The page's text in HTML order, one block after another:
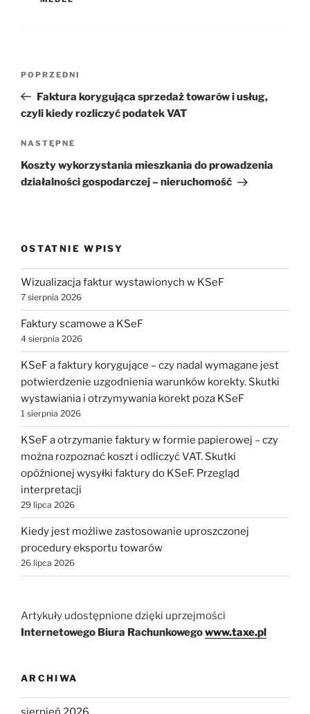
Poprzedni
wpis
POPRZEDNI
Faktura korygująca sprzedaż towarów i usług,
czyli kiedy rozliczyć podatek VAT
Następny
wpis
NASTĘPNE
Koszty wykorzystania mieszkania do prowadzenia
działalności gospodarczej – nieruchomość
OSTATNIE WPISY
Wizualizacja faktur wystawionych w KSeF
7 sierpnia 2026
Faktury scamowe a KSeF
4 sierpnia 2026
KSeF a faktury korygujące – czy nadal wymagane jest
potwierdzenie uzgodnienia warunków korekty. Skutki
wystawiania i otrzymywania korekt poza KSeF
1 sierpnia 2026
KSeF a otrzymanie faktury w formie papierowej – czy
można rozpoznać koszt i odliczyć VAT. Skutki
opóźnionej wysyłki faktury do KSeF. Przegląd
interpretacji
29 lipca 2026
Kiedy jest możliwe zastosowanie uproszczonej
procedury eksportu towarów
26 lipca 2026
Artykuły udostępnione dzięki uprzejmości
Internetowego Biura Rachunkowegowww.taxe.pl
ARCHIWA